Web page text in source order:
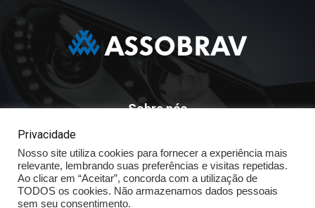
Sobre nós
ASSOBRAV - Associação Brasileira Dos Distribuidores
Volkswagen
Av. José Maria Whitaker n° 603 - Mirandópolis - São Paulo - SP
- CEP: 04057.900 - Fone: (11) - 5078.5400
Privacidade
Nosso site utiliza cookies para fornecer a experiência mais
relevante, lembrando suas preferências e visitas repetidas.
Ao clicar em “Aceitar”, concorda com a utilização de
TODOS os cookies. Não armazenamos dados pessoais
sem seu consentimento.